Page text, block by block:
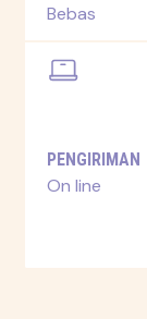
Bebas
PENGIRIMAN
On line